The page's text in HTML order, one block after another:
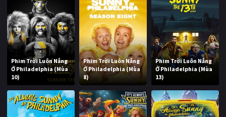
Phim Trời Luôn Nắng
Ở Philadelphia (Mùa
10)
Phim Trời Luôn Nắng
Ở Philadelphia (Mùa
8)
Phim Trời Luôn Nắng
Ở Philadelphia (Mùa
13)